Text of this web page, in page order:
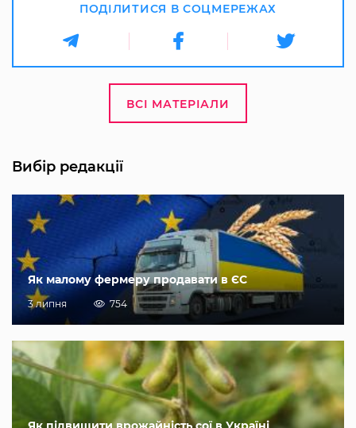
ПОДІЛИТИСЯ В СОЦМЕРЕЖАХ
ВСІ МАТЕРІАЛИ
Вибір редакції
Як малому фермеру продавати в ЄС
3 липня 754